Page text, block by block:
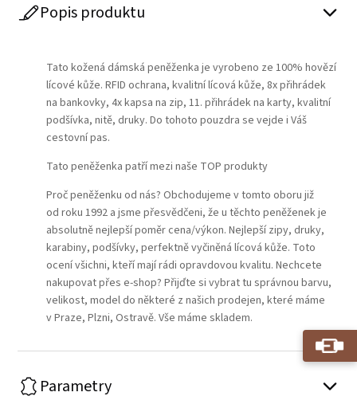
Popis produktu
Play
Tato kožená dámská peněženka je vyrobeno ze 100% hovězí
lícové kůže. RFID ochrana, kvalitní lícová kůže, 8x přihrádek
na bankovky, 4x kapsa na zip, 11. přihrádek na karty, kvalitní
podšívka, nitě, druky. Do tohoto pouzdra se vejde i Váš
cestovní pas.
Tato peněženka patří mezi naše TOP produkty
Proč peněženku od nás? Obchodujeme v tomto oboru již
od roku 1992 a jsme přesvědčeni, že u těchto peněženek je
absolutně nejlepší poměr cena/výkon. Nejlepší zipy, druky,
karabiny, podšívky, perfektně vyčiněná lícová kůže. Toto
ocení všichni, kteří mají rádi opravdovou kvalitu. Nechcete
nakupovat přes e-shop? Přijďte si vybrat tu správnou barvu,
velikost, model do některé z našich prodejen, které máme
v Praze, Plzni, Ostravě. Vše máme skladem.
Parametry